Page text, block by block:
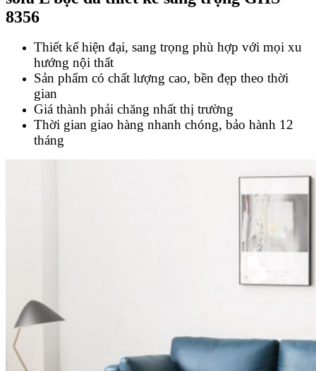
8356
Thiết kế hiện đại, sang trọng phù hợp với mọi xu
hướng nội thất
Sản phẩm có chất lượng cao, bền đẹp theo thời
gian
Giá thành phải chăng nhất thị trường
Thời gian giao hàng nhanh chóng, bảo hành 12
tháng